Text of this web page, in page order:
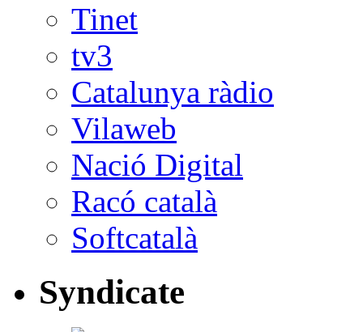
Tinet
tv3
Catalunya ràdio
Vilaweb
Nació Digital
Racó català
Softcatalà
Syndicate